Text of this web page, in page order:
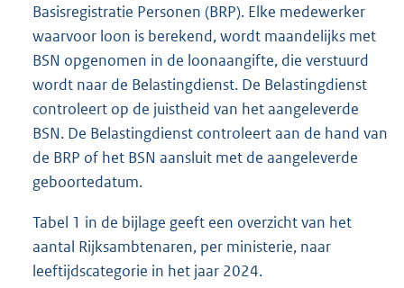
Basisregistratie Personen (BRP). Elke medewerker
waarvoor loon is berekend, wordt maandelijks met
BSN opgenomen in de loonaangifte, die verstuurd
wordt naar de Belastingdienst. De Belastingdienst
controleert op de juistheid van het aangeleverde
BSN. De Belastingdienst controleert aan de hand van
de BRP of het BSN aansluit met de aangeleverde
geboortedatum.
Tabel 1 in de bijlage geeft een overzicht van het
aantal Rijksambtenaren, per ministerie, naar
leeftijdscategorie in het jaar 2024.